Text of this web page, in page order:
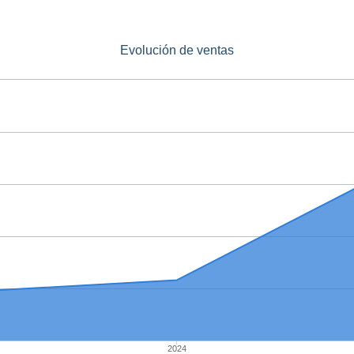
Evolución de ventas
2024